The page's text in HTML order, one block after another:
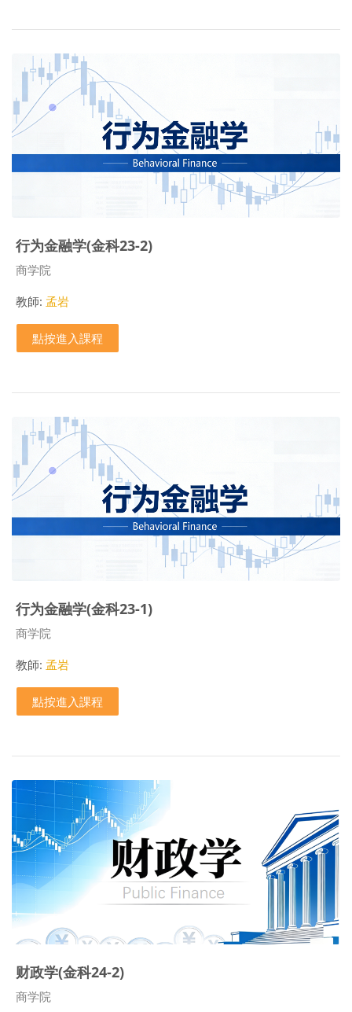
行为金融学(金科23-2)
課程類別
商学院
教師: 孟岩
點按進入課程
行为金融学(金科23-1)
課程類別
商学院
教師: 孟岩
點按進入課程
财政学(金科24-2)
課程類別
商学院